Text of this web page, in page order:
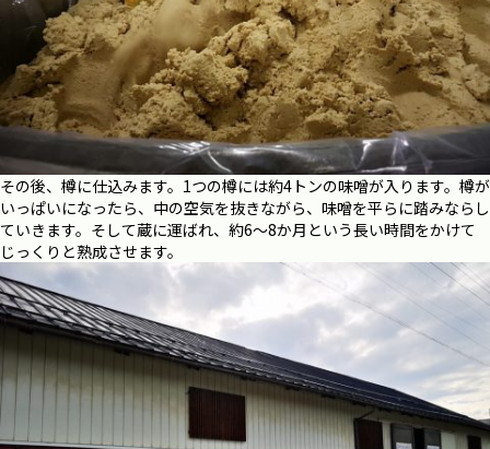
その後、樽に仕込みます。1つの樽には約4トンの味噌が入ります。樽が
いっぱいになったら、中の空気を抜きながら、味噌を平らに踏みならし
ていきます。そして蔵に運ばれ、約6～8か月という長い時間をかけて
じっくりと熟成させます。